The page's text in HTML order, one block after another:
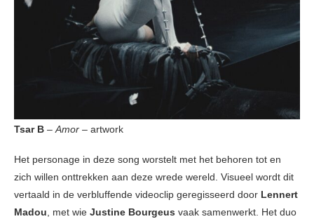
Tsar B –Amor – artwork
Het personage in deze song worstelt met het behoren tot en
zich willen onttrekken aan deze wrede wereld. Visueel wordt dit
vertaald in de verbluffende videoclip geregisseerd door Lennert
Madou, met wie Justine Bourgeus vaak samenwerkt. Het duo